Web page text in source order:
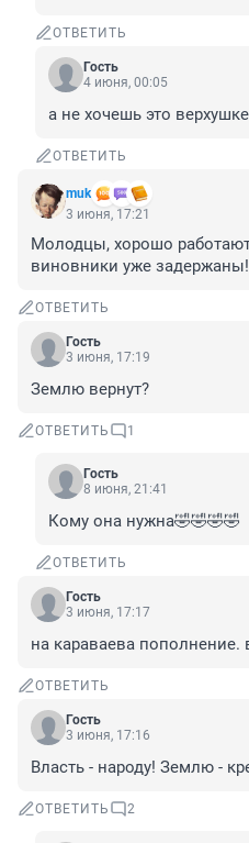
ОТВЕТИТЬ
Гость
4 июня, 00:05
а не хочешь это
ОТВЕТИТЬ
muk
3 июня, 17:21
Молодцы, хорошо
виновники уже задержаны!
ОТВЕТИТЬ
Гость
3 июня, 17:19
Землю вернут?
ОТВЕТИТЬ 1
Гость
8 июня, 21:41
Кому она нужна🤣🤣🤣🤣
ОТВЕТИТЬ
Гость
3 июня, 17:17
на караваева пополнение.
ОТВЕТИТЬ
Гость
3 июня, 17:16
Власть - народу! Землю -
ОТВЕТИТЬ 2